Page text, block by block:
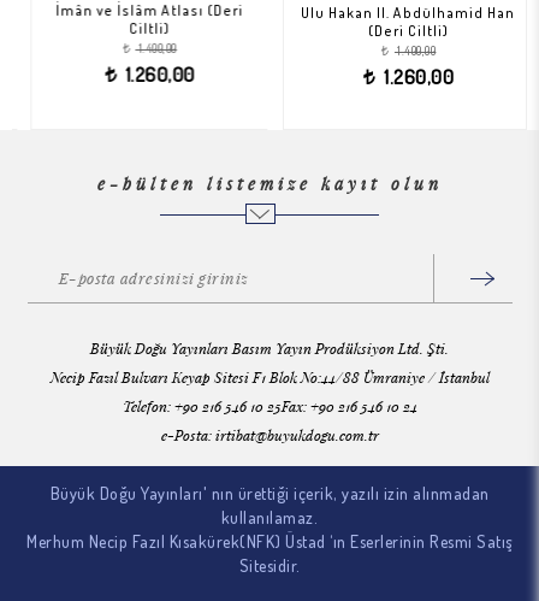
İmân ve İslâm Atlası (Deri
Ciltli)
t
1.400,00
t 1.260,00
Ulu Hakan II. Abdülhamid Han
(Deri Ciltli)
t
1.400,00
t 1.260,00
e-bülten listemize kayıt olun
Büyük Doğu Yayınları Basım Yayın Prodüksiyon Ltd. Şti.
Necip Fazıl Bulvarı Keyap Sitesi F1 Blok No:44/88 Ümraniye / İstanbul
Telefon: +90 216 546 10 25Fax: +90 216 546 10 24
e-Posta:irtibat@buyukdogu.com.tr
Büyük Doğu Yayınları' nın ürettiği içerik, yazılı izin alınmadan
kullanılamaz.
Merhum Necip Fazıl Kısakürek(NFK) Üstad ‘ın Eserlerinin Resmi Satış
Sitesidir.